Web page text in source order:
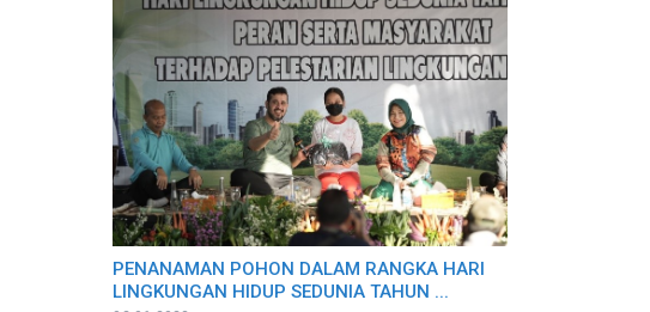
PENANAMAN POHON DALAM RANGKA HARI
LINGKUNGAN HIDUP SEDUNIA TAHUN ...